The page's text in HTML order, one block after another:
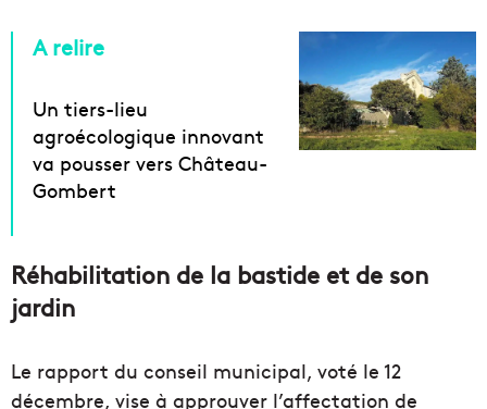
A relire
Un tiers-lieu
agroécologique innovant
va pousser vers Château-
Gombert
Réhabilitation de la bastide et de son
jardin
Le rapport du conseil municipal, voté le 12
décembre, vise à approuver l’affectation de